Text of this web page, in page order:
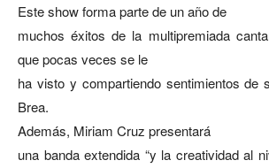
Este show forma parte de un año de
muchos éxitos de la multipremiada
que pocas veces se le
ha visto y compartiendo sentimientos de
Brea.
Además, Miriam Cruz presentará
una banda extendida “y la creatividad al